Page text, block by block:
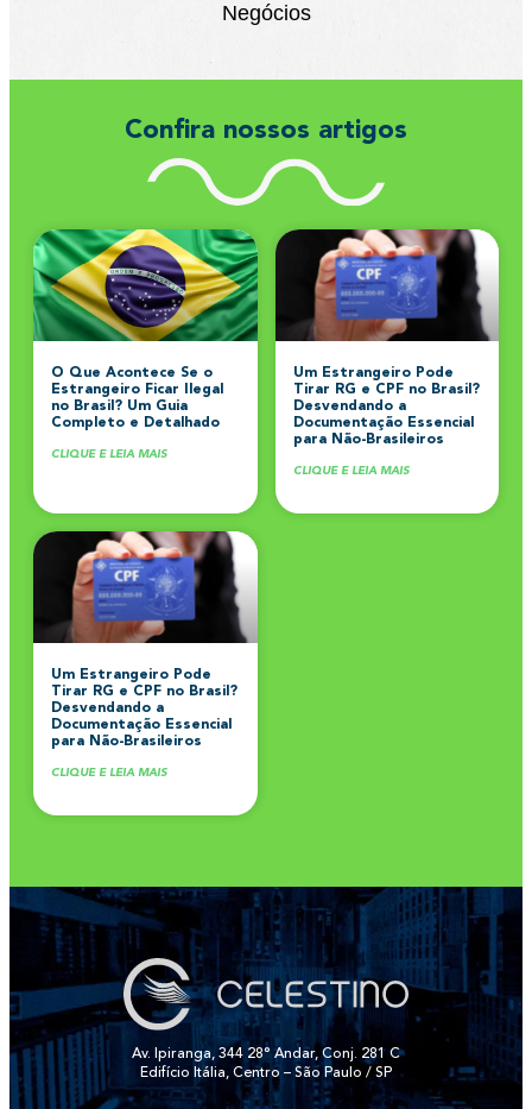
Negócios
Confira nossos artigos
O Que Acontece Se o
Estrangeiro Ficar Ilegal
no Brasil? Um Guia
Completo e Detalhado
CLIQUE E LEIA MAIS
Um Estrangeiro Pode
Tirar RG e CPF no Brasil?
Desvendando a
Documentação Essencial
para Não-Brasileiros
CLIQUE E LEIA MAIS
Um Estrangeiro Pode
Tirar RG e CPF no Brasil?
Desvendando a
Documentação Essencial
para Não-Brasileiros
CLIQUE E LEIA MAIS
Av. Ipiranga, 344 28° Andar, Conj. 281 C
Edifício Itália, Centro – São Paulo / SP